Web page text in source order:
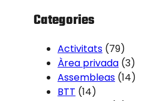
Categories
Activitats (79)
Àrea privada (3)
Assembleas (14)
BTT (14)